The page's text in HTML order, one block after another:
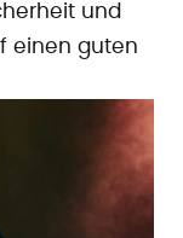
und
einen guten